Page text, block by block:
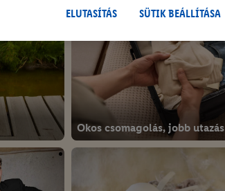
Okos csomagolás, jobb utazás
ELUTASÍTÁS
SÜTIK BEÁLLÍTÁSA